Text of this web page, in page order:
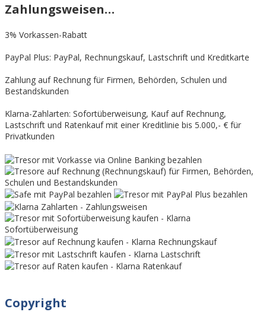
Zahlungsweisen…
3% Vorkassen-Rabatt
PayPal Plus: PayPal, Rechnungskauf, Lastschrift und Kreditkarte
Zahlung auf Rechnung für Firmen, Behörden, Schulen und
Bestandskunden
Klarna-Zahlarten: Sofortüberweisung, Kauf auf Rechnung,
Lastschrift und Ratenkauf mit einer Kreditlinie bis 5.000,- € für
Privatkunden
Copyright